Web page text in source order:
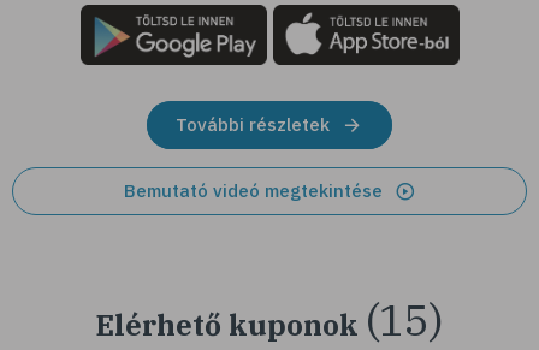
További részletek
Bemutató videó megtekintése
Elérhető kuponok (15)